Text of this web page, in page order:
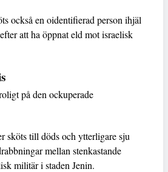
också en oidentifierad person ihjäl
att ha öppnat eld mot israelisk
på den ockuperade
sköts till döds och ytterligare sju
mellan stenkastande
militär i staden Jenin.